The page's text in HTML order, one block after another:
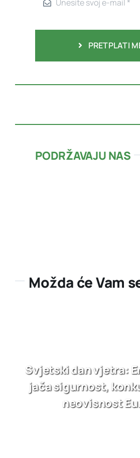
PRETPLATI
PODRŽAVAJU NAS
Možda će Vam
Svjetski dan vjetra:
jača sigurnost,
neovisnost